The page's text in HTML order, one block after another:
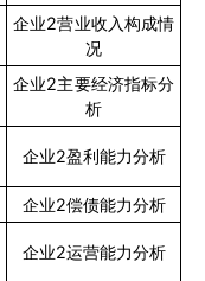
企业2营业收入构成情
况
企业2主要经济指标分
析
企业2盈利能力分析
企业2偿债能力分析
企业2运营能力分析